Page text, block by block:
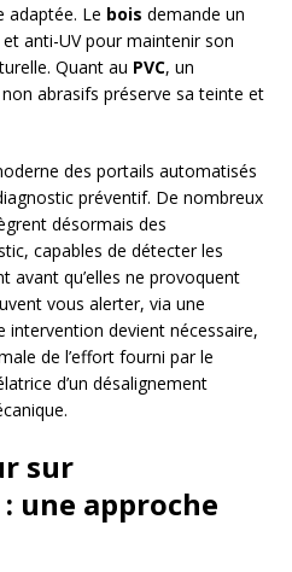
adaptée. Le bois demande un
anti-UV pour maintenir son
Quant au PVC, un
abrasifs préserve sa teinte et
des portails automatisés
préventif. De nombreux
désormais des
capables de détecter les
avant qu’elles ne provoquent
vous alerter, via une
intervention devient nécessaire,
de l’effort fourni par le
d’un désalignement
sur
une approche